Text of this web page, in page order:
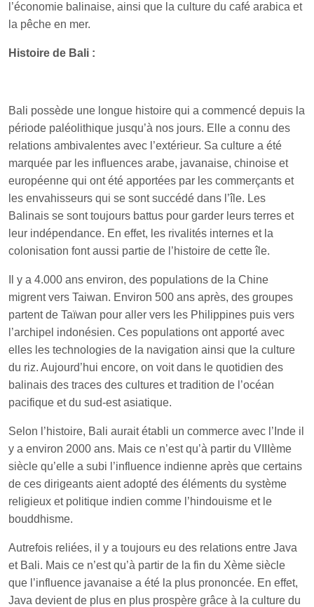
l’économie balinaise, ainsi que la culture du café arabica et
la pêche en mer.
Histoire de Bali :
Bali possède une longue histoire qui a commencé depuis la
période paléolithique jusqu’à nos jours. Elle a connu des
relations ambivalentes avec l’extérieur. Sa culture a été
marquée par les influences arabe, javanaise, chinoise et
européenne qui ont été apportées par les commerçants et
les envahisseurs qui se sont succédé dans l’île. Les
Balinais se sont toujours battus pour garder leurs terres et
leur indépendance. En effet, les rivalités internes et la
colonisation font aussi partie de l’histoire de cette île.
Il y a 4.000 ans environ, des populations de la Chine
migrent vers Taiwan. Environ 500 ans après, des groupes
partent de Taïwan pour aller vers les Philippines puis vers
l’archipel indonésien. Ces populations ont apporté avec
elles les technologies de la navigation ainsi que la culture
du riz. Aujourd’hui encore, on voit dans le quotidien des
balinais des traces des cultures et tradition de l’océan
pacifique et du sud-est asiatique.
Selon l’histoire, Bali aurait établi un commerce avec l’Inde il
y a environ 2000 ans. Mais ce n’est qu’à partir du VIIIème
siècle qu’elle a subi l’influence indienne après que certains
de ces dirigeants aient adopté des éléments du système
religieux et politique indien comme l’hindouisme et le
bouddhisme.
Autrefois reliées, il y a toujours eu des relations entre Java
et Bali. Mais ce n’est qu’à partir de la fin du Xème siècle
que l’influence javanaise a été la plus prononcée. En effet,
Java devient de plus en plus prospère grâce à la culture du